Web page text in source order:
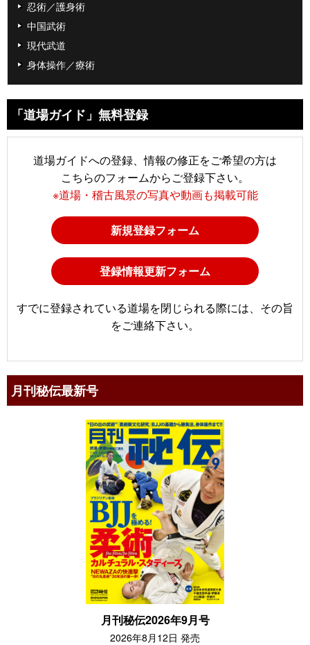
忍術／護身術
中国武術
現代武道
身体操作／療術
「道場ガイド」無料登録
道場ガイドへの登録、情報の修正をご希望の方は
こちらのフォームからご登録下さい。
※道場・稽古風景の写真や動画も掲載可能
新規登録フォーム
登録情報更新フォーム
すでに登録されている道場を閉じられる際には、その旨
をご連絡下さい。
月刊秘伝最新号
月刊秘伝2026年9月号
2026年8月12日 発売